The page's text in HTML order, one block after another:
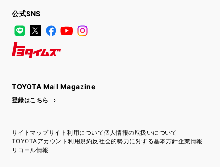
公式SNS
LINE
X FacebookYouTube
TOYOTA Mail Magazine
登録はこちら
サイトマップサイト利用について個人情報の取扱いについて
TOYOTAアカウント利用規約反社会的勢力に対する基本方針企業情報
リコール情報